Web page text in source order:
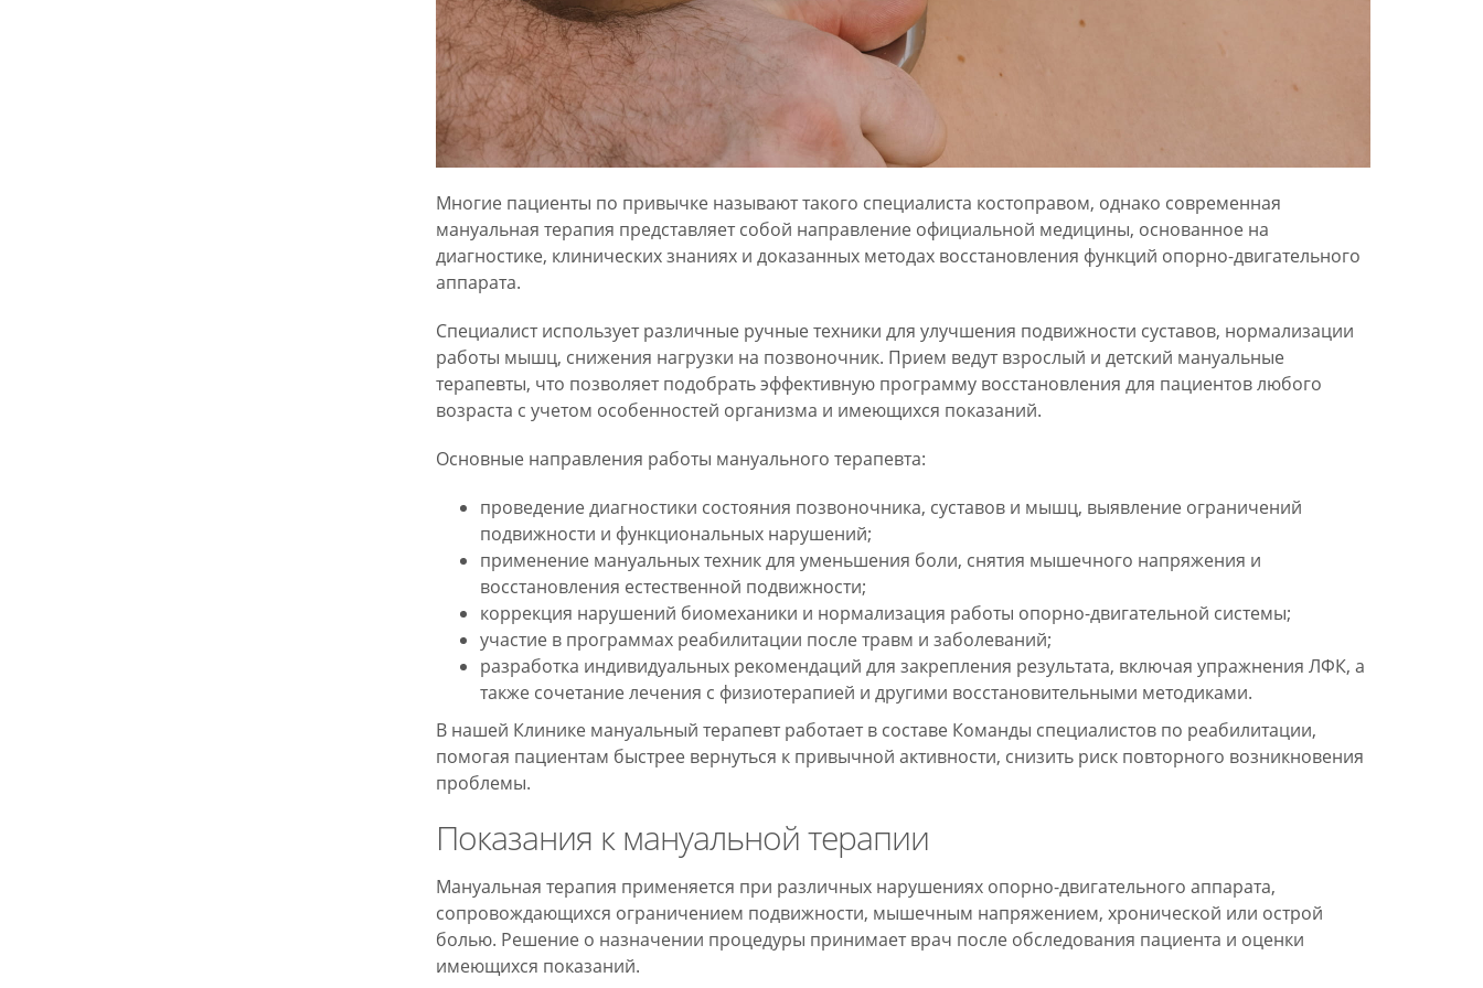
Многие пациенты по привычке называют такого специалиста костоправом, однако современная
мануальная терапия представляет собой направление официальной медицины, основанное на
диагностике, клинических знаниях и доказанных методах восстановления функций опорно-двигательного
аппарата.
Специалист использует различные ручные техники для улучшения подвижности суставов, нормализации
работы мышц, снижения нагрузки на позвоночник. Прием ведут взрослый и детский мануальные
терапевты, что позволяет подобрать эффективную программу восстановления для пациентов любого
возраста с учетом особенностей организма и имеющихся показаний.
Основные направления работы мануального терапевта:
проведение диагностики состояния позвоночника, суставов и мышц, выявление ограничений
подвижности и функциональных нарушений;
применение мануальных техник для уменьшения боли, снятия мышечного напряжения и
восстановления естественной подвижности;
коррекция нарушений биомеханики и нормализация работы опорно-двигательной системы;
участие в программах реабилитации после травм и заболеваний;
разработка индивидуальных рекомендаций для закрепления результата, включая упражнения ЛФК, а
также сочетание лечения с физиотерапией и другими восстановительными методиками.
В нашей Клинике мануальный терапевт работает в составе Команды специалистов по реабилитации,
помогая пациентам быстрее вернуться к привычной активности, снизить риск повторного возникновения
проблемы.
Показания к мануальной терапии
Мануальная терапия применяется при различных нарушениях опорно-двигательного аппарата,
сопровождающихся ограничением подвижности, мышечным напряжением, хронической или острой
болью. Решение о назначении процедуры принимает врач после обследования пациента и оценки
имеющихся показаний.